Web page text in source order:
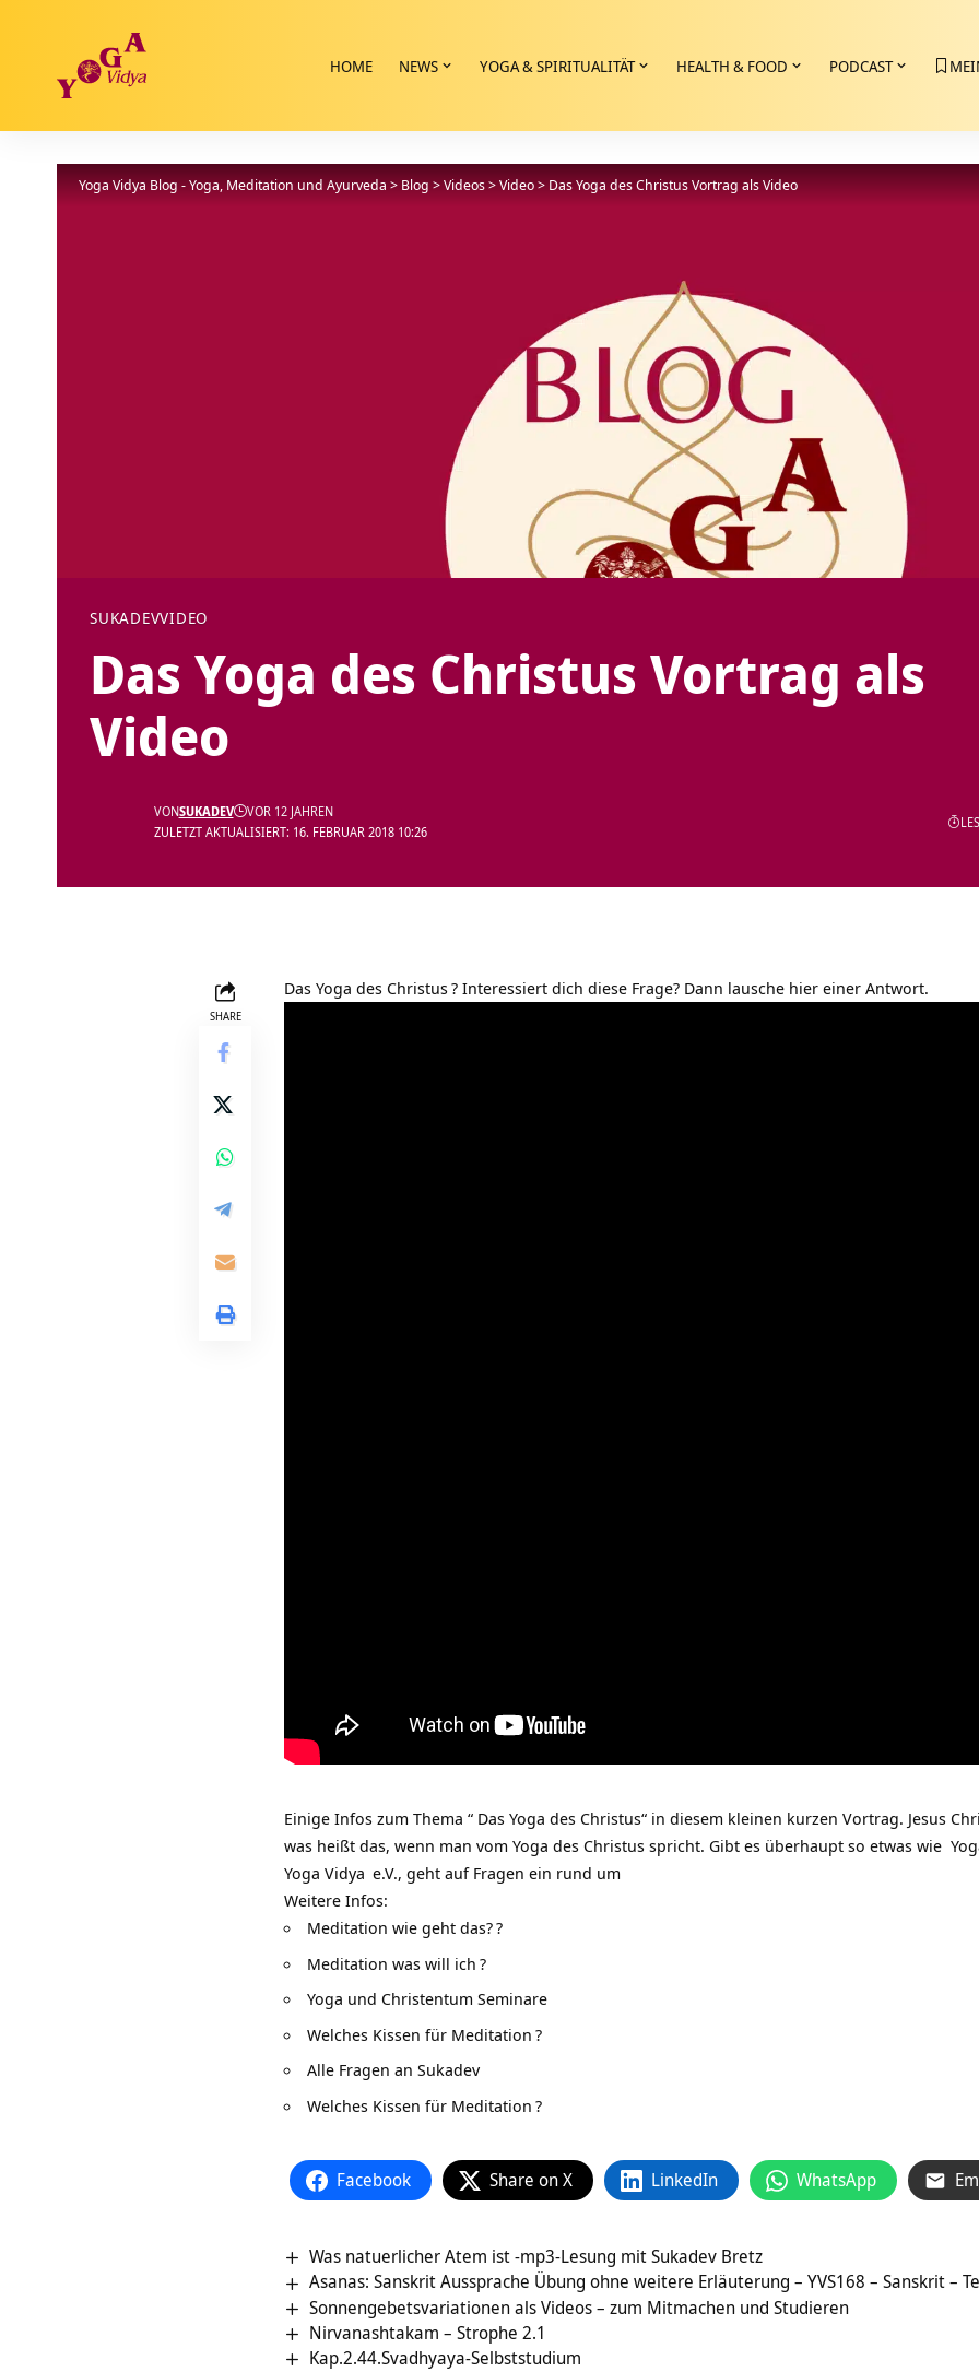
HOME NEWS YOGA & SPIRITUALITÄT HEALTH & FOOD PODCAST
Yoga Vidya Blog - Yoga, Meditation und Ayurveda > Blog >Videos>Video> Das Yoga des Christus Vortrag als Video
SUKADEVVIDEO
Das Yoga des Christus Vortrag als
Video
ZULETZT AKTUALISIERT: 16. FEBRUAR 2018 10:26
VONSUKADEV VOR 12 JAHREN
SHARE
Das Yoga des Christus? Interessiert dich diese Frage? Dann lausche hier einer Antwort.
Einige Infos zum Thema “ Das Yoga des Christus“ in diesem kleinen kurzen Vortrag. Jesus
was heißt das, wenn man vom Yoga des Christus spricht. Gibt es überhaupt so etwas wie
Yoga Vidya e.V., geht auf Fragen ein rund um
Weitere Infos:
Meditation wie geht das??
Meditation was will ich ?
Yoga und Christentum Seminare
Welches Kissen für Meditation ?
Alle Fragen an Sukadev
Welches Kissen für Meditation ?
Facebook Share on X LinkedIn WhatsApp
Was natuerlicher Atem ist -mp3-Lesung mit Sukadev Bretz
Asanas: Sanskrit Aussprache Übung ohne weitere Erläuterung – YVS168 – Sanskrit –
Sonnengebetsvariationen als Videos – zum Mitmachen und Studieren
Nirvanashtakam – Strophe 2.1
Kap.2.44.Svadhyaya-Selbststudium